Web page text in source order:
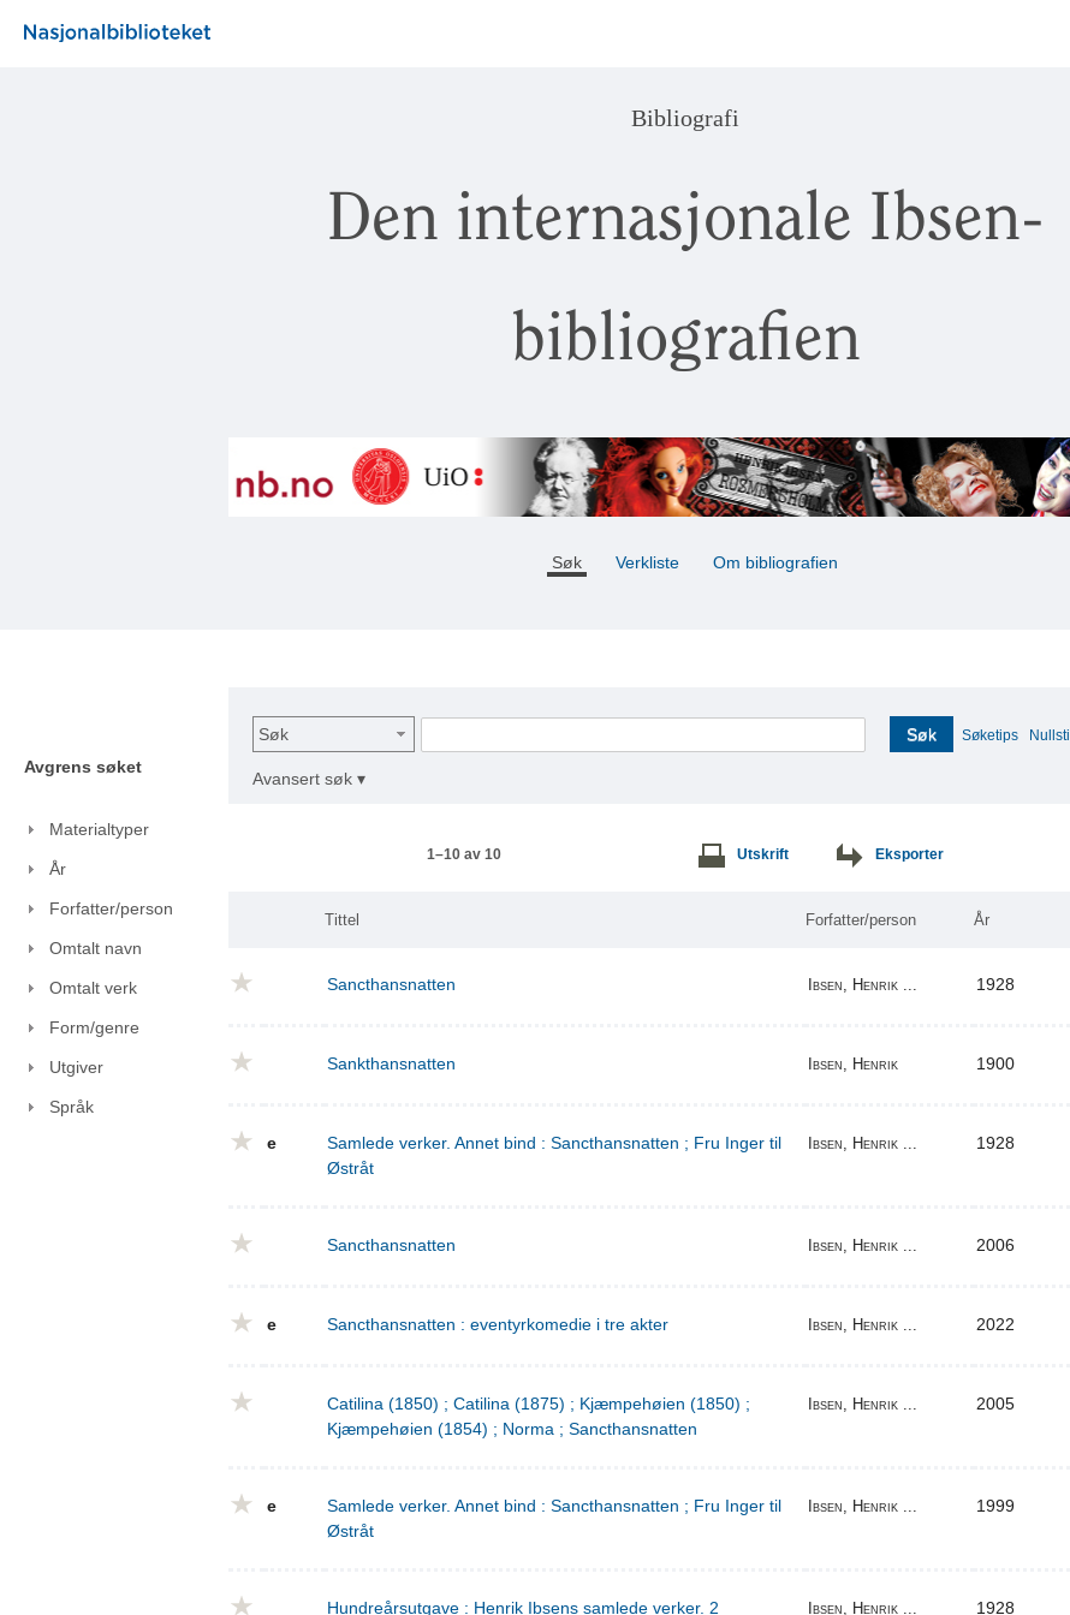
Bibliografi
Den internasjonale Ibsen-
bibliografien
Søk Verkliste Om bibliografien
Avgrens søket
Materialtyper
År
Forfatter/person
Omtalt navn
Omtalt verk
Form/genre
Utgiver
Språk
Søk Søk Søketips Nullstill
Avansert søk ▾
1–10 av 10 Utskrift Eksporter
Tittel Forfatter/person År
Sancthansnatten Ibsen, Henrik ... 1928
Sankthansnatten Ibsen, Henrik 1900
e
Samlede verker. Annet bind : Sancthansnatten ; Fru Inger til
Østråt
Ibsen, Henrik ... 1928
Sancthansnatten Ibsen, Henrik ... 2006
e Sancthansnatten : eventyrkomedie i tre akter Ibsen, Henrik ... 2022
Catilina (1850) ; Catilina (1875) ; Kjæmpehøien (1850) ;
Kjæmpehøien (1854) ; Norma ; Sancthansnatten
Ibsen, Henrik ... 2005
e
Samlede verker. Annet bind : Sancthansnatten ; Fru Inger til
Østråt
Ibsen, Henrik ... 1999
Hundreårsutgave : Henrik Ibsens samlede verker. 2 Ibsen, Henrik ... 1928